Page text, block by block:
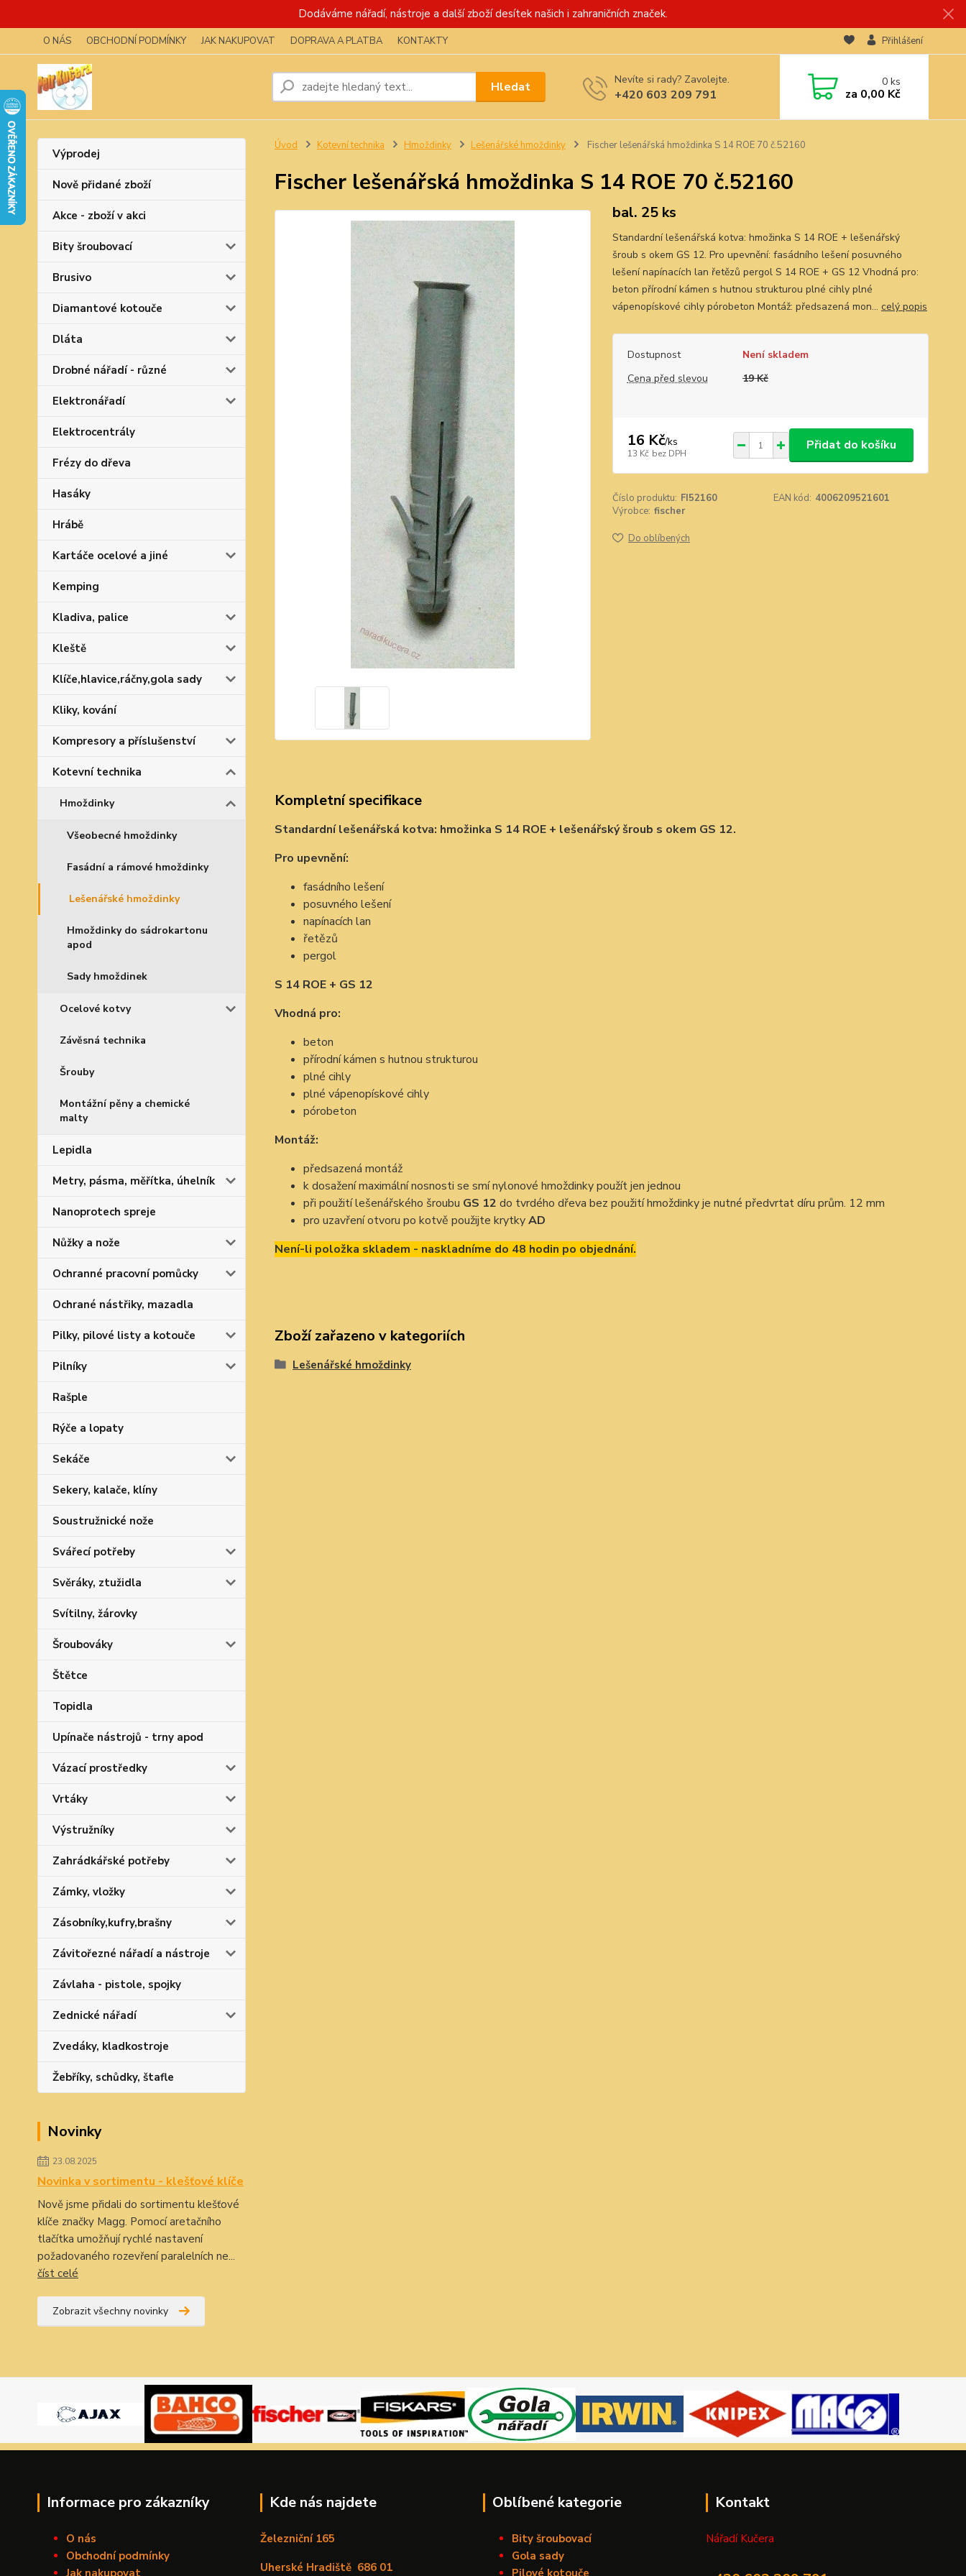
Dodáváme nářadí, nástroje a další zboží desítek našich i zahraničních značek.
O NÁS OBCHODNÍ PODMÍNKY JAK NAKUPOVAT DOPRAVA A PLATBA KONTAKTY Přihlášení
Hledat Nevíte si rady? Zavolejte.
+420 603 209 791
0ks
za 0,00 Kč
Výprodej
Nově přidané zboží
Akce - zboží v akci
Bity šroubovací
Brusivo
Diamantové kotouče
Dláta
Drobné nářadí - různé
Elektronářadí
Elektrocentrály
Frézy do dřeva
Hasáky
Hrábě
Kartáče ocelové a jiné
Kemping
Kladiva, palice
Kleště
Klíče,hlavice,ráčny,gola sady
Kliky, kování
Kompresory a příslušenství
Kotevní technika
Hmoždinky
Všeobecné hmoždinky
Fasádní a rámové hmoždinky
Lešenářské hmoždinky
Hmoždinky do sádrokartonu
apod
Sady hmoždinek
Ocelové kotvy
Závěsná technika
Šrouby
Montážní pěny a chemické
malty
Lepidla
Metry, pásma, měřítka, úhelník
Nanoprotech spreje
Nůžky a nože
Ochranné pracovní pomůcky
Ochrané nástřiky, mazadla
Pilky, pilové listy a kotouče
Pilníky
Rašple
Rýče a lopaty
Sekáče
Sekery, kalače, klíny
Soustružnické nože
Svářecí potřeby
Svěráky, ztužidla
Svítilny, žárovky
Šroubováky
Štětce
Topidla
Upínače nástrojů - trny apod
Vázací prostředky
Vrtáky
Výstružníky
Zahrádkářské potřeby
Zámky, vložky
Zásobníky,kufry,brašny
Závitořezné nářadí a nástroje
Závlaha - pistole, spojky
Zednické nářadí
Zvedáky, kladkostroje
Žebříky, schůdky, štafle
Novinky
23.08.2025
Novinka v sortimentu - klešťové klíče
Nově jsme přidali do sortimentu klešťové
klíče značky Magg. Pomocí aretačního
tlačítka umožňují rychlé nastavení
požadovaného rozevření paralelních ne...
číst celé
Zobrazit všechny novinky
Úvod Kotevní technika Hmoždinky Lešenářské hmoždinky Fischer lešenářská hmoždinka S 14 ROE 70 č.52160
Fischer lešenářská hmoždinka S 14 ROE 70 č.52160
bal. 25 ks
Standardní lešenářská kotva: hmožinka S 14 ROE + lešenářský
šroub s okem GS 12. Pro upevnění: fasádního lešení posuvného
lešení napínacích lan řetězů pergol S 14 ROE + GS 12 Vhodná pro:
beton přírodní kámen s hutnou strukturou plné cihly plné
vápenopískové cihly pórobeton Montáž: předsazená mon... celý popis
Dostupnost
Není skladem
Cena před slevou
19 Kč
16 Kč/ks
13 Kč bez DPH
Přidat do košíku
Číslo produktu: FI52160 EAN kód: 4006209521601
Výrobce: fischer
Do oblíbených
Kompletní specifikace
Standardní lešenářská kotva: hmožinka S 14 ROE + lešenářský šroub s okem GS 12.
Pro upevnění:
fasádního lešení
posuvného lešení
napínacích lan
řetězů
pergol
S 14 ROE + GS 12
Vhodná pro:
beton
přírodní kámen s hutnou strukturou
plné cihly
plné vápenopískové cihly
pórobeton
Montáž:
předsazená montáž
k dosažení maximální nosnosti se smí nylonové hmoždinky použít jen jednou
při použití lešenářského šroubu GS 12 do tvrdého dřeva bez použití hmoždinky je nutné předvrtat díru prům. 12 mm
pro uzavření otvoru po kotvě použijte krytkyAD
Není-li položka skladem - naskladníme do 48 hodin po objednání.
Zboží zařazeno v kategoriích
Lešenářské hmoždinky
Informace pro zákazníky
O nás
Obchodní podmínky
Jak nakupovat
Kde nás najdete
Železniční 165
Uherské Hradiště 686 01
Oblíbené kategorie
Bity šroubovací
Gola sady
Pilové kotouče
Kontakt
Nářadí Kučera